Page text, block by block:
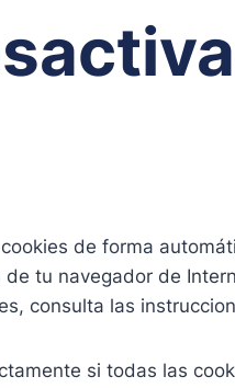
de forma
tu navegador de
consulta las
si todas las